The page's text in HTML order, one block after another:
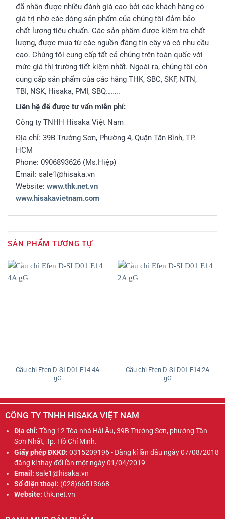
đã nhận được nhiều đánh giá cao bởi các khách hàng có
giá trị nhờ các dòng sản phẩm của chúng tôi đảm bảo
chất lượng tiêu chuẩn. Các sản phẩm được kiểm tra chất
lượng, được mua từ các nguồn đáng tin cậy và có nhu cầu
cao. Chúng tôi cung cấp tất cả chúng trên toàn quốc với
mức giá thị trường tiết kiệm nhất. Ngoài ra, chúng tôi còn
cung cấp sản phẩm của các hãng THK, SBC, SKF, NTN,
TBI, NSK, Hisaka, PMI, SBQ……..
Liên hệ để được tư vấn miễn phí:
Công ty TNHH Hisaka Việt Nam
Địa chỉ: 39B Trường Sơn, Phường 4, Quận Tân Bình, TP.
HCM
Phone: 0906893626 (Ms.Hiệp)
Email: sale1@hisaka.vn
Website: www.thk.net.vn
www.hisakavietnam.com
SẢN PHẨM TƯƠNG TỰ
Cầu chì Efen D-SI D01 E14 4A
gG
Cầu chì Efen D-SI D01 E14 2A
gG
CÔNG TY TNHH HISAKA VIỆT NAM
Địa chỉ: Tầng 12 Tòa nhà Hải Âu, 39B Trường Sơn, phường Tân
Sơn Nhất, Tp. Hồ Chí Minh.
Giấy phép ĐKKD: 0315209196 - Đăng kí lần đầu ngày 07/08/2018
đăng kí thay đổi lần một ngày 01/04/2019
Email: sale1@hisaka.vn
Số điện thoại: (028)66513668
Website: thk.net.vn